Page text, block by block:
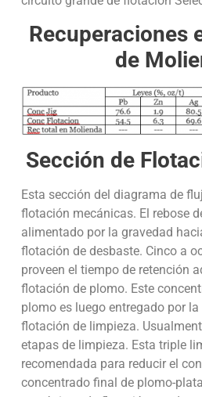
Recuperaciones
de
Sección de
Esta sección del diagrama de
flotación mecánicas. El rebose
alimentado por la gravedad
flotación de desbaste. Cinco a
proveen el tiempo de retención
flotación de plomo. Este
plomo es luego entregado por
flotación de limpieza.
etapas de limpieza. Esta triple
recomendada para reducir el
concentrado final de plomo-